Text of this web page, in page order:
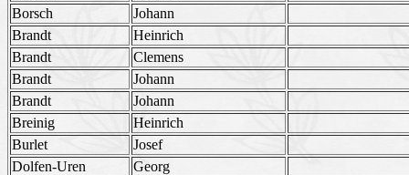
Borsch
Johann
Brandt
Heinrich
Brandt
Clemens
Brandt
Johann
Brandt
Johann
Breinig
Heinrich
Burlet
Josef
Dolfen-Uren
Georg